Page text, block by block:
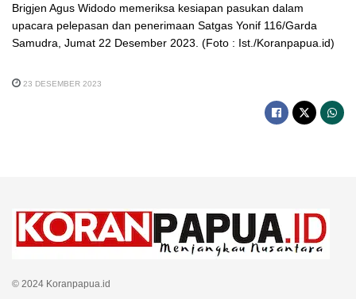
Brigjen Agus Widodo memeriksa kesiapan pasukan dalam
upacara pelepasan dan penerimaan Satgas Yonif 116/Garda
Samudra, Jumat 22 Desember 2023. (Foto : Ist./Koranpapua.id)
23 DESEMBER 2023
© 2024 Koranpapua.id